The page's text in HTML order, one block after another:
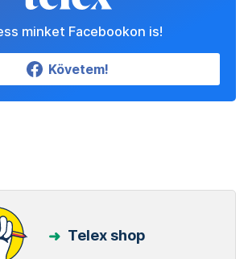
minket Facebookon is!
Követem!
Telex shop